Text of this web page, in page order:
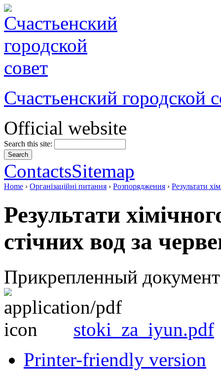
Счастьенский городской
Official website
Search this site:
ContactsSitemap
Home › Організаційні питання › Розпорядження › Результати
Результати
стічних вод за
Прикрепленный
stoki_za_iyun.pdf
Printer-friendly version